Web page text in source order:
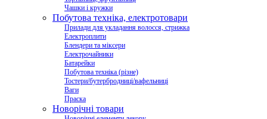
Чашки і кружки
Побутова техніка, електротовари
Прилади для укладання волосся, стрижка
Електроплити
Блендери та міксери
Електрочайники
Батарейки
Побутова техніка (різне)
Тостери/бутербродниці/вафельниці
Ваги
Праска
Новорічні товари